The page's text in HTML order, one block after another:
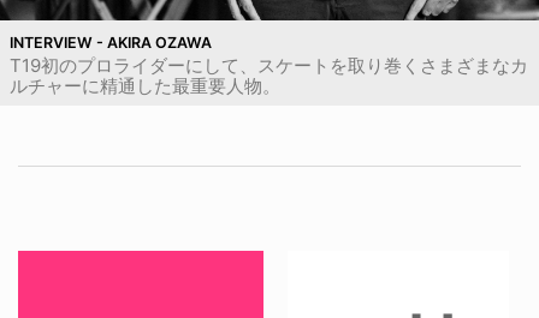
INTERVIEW - AKIRA OZAWA
T19初のプロライダーにして、スケートを取り巻くさまざまなカ
ルチャーに精通した最重要人物。